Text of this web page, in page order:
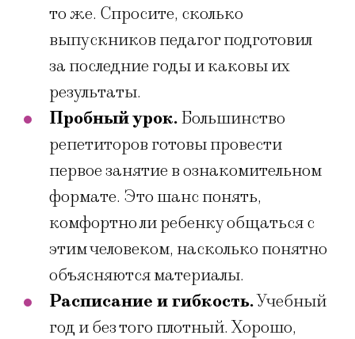
то же. Спросите, сколько
выпускников педагог подготовил
за последние годы и каковы их
результаты.
Пробный урок.Большинство
репетиторов готовы провести
первое занятие в ознакомительном
формате. Это шанс понять,
комфортно ли ребенку общаться с
этим человеком, насколько понятно
объясняются материалы.
Расписание и гибкость.Учебный
год и без того плотный. Хорошо,